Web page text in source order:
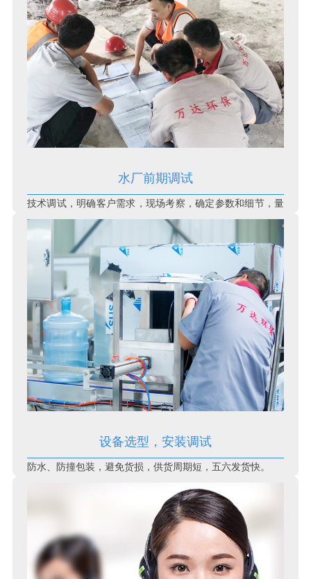
水厂前期调试
技术调试，明确客户需求，现场考察，确定参数和细节，量
身定制解决方案。
设备选型，安装调试
防水、防撞包装，避免货损，供货周期短，五六发货快。